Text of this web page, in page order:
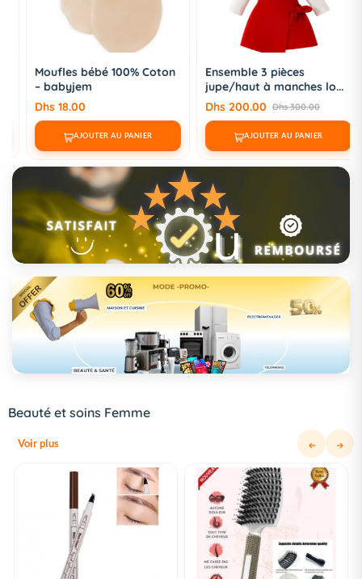
Moufles bébé 100% Coton
– babyjem
Dhs 18.00
AJOUTER AU PANIER
Ensemble 3 pièces
jupe/haut à manches lo...
Dhs 200.00 Dhs 300.00
AJOUTER AU PANIER
Beauté et soins Femme
Voir plus